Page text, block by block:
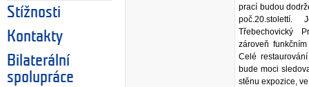
Stížnosti
Kontakty
Bilaterální
spolupráce
prací budou
Třebechovický
zároveň
Celé
bude moci
stěnu expozice,